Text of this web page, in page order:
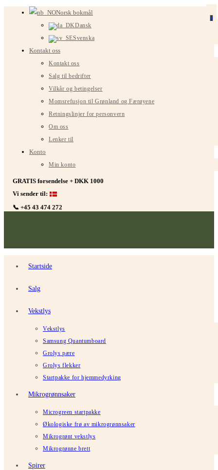
Norsk bokmål
Dansk
Svenska
Kontakt oss
Kontakt oss
Salg til bedrifter
Vilkår og betingelser
Momsrefusjon til Grønland og Færøyene
Retningslinjer for personvern
Om oss
Lenker til
Konto
Min konto
GRATIS forsendelse + DKK 1000
Vi sender til:
📞 +45 43 474 272
Startside
Salg
Vekstlys
Vekstlys
Samsung Quantumboard
Grolys pære
Grolys flekker
Startpakke for hjemmedyrking
Mikrogrønnsaker
Microgreen startpakke
Økologiske frø av mikrogrønnsaker
Mikrogrønt vekstlys
Mikrogrønne brett
Spirer
0